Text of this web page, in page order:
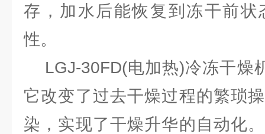
存，加水后能恢复到冻干前状
性。
LGJ-30FD(电加热)冷冻干燥
它改变了过去干燥过程的繁琐
染，实现了干燥升华的自动化